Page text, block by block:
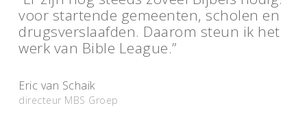
voor startende gemeenten, scholen en
drugsverslaafden. Daarom steun ik het
werk van Bible League.”
Eric van Schaik
directeur MBS Groep